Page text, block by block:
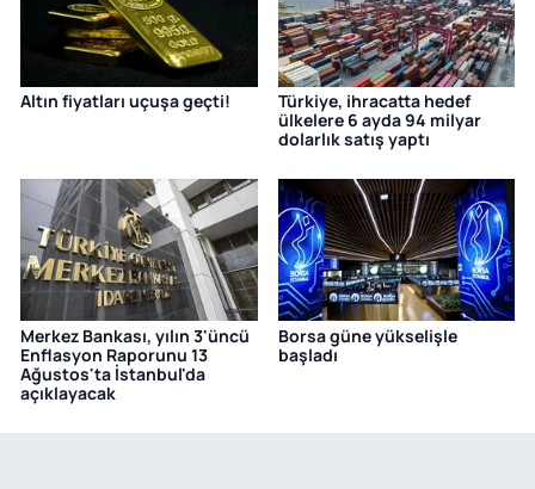
Altın fiyatları uçuşa geçti!
Türkiye, ihracatta hedef
ülkelere 6 ayda 94 milyar
dolarlık satış yaptı
Merkez Bankası, yılın 3'üncü
Enflasyon Raporunu 13
Ağustos'ta İstanbul'da
açıklayacak
Borsa güne yükselişle
başladı